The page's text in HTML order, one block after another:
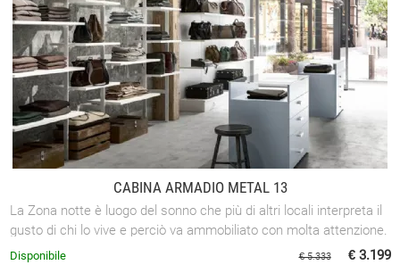
CABINA ARMADIO METAL 13
La Zona notte è luogo del sonno che più di altri locali interpreta il
gusto di chi lo vive e perciò va ammobiliato con molta attenzione.
€ 5.333 € 3.199
Disponibile